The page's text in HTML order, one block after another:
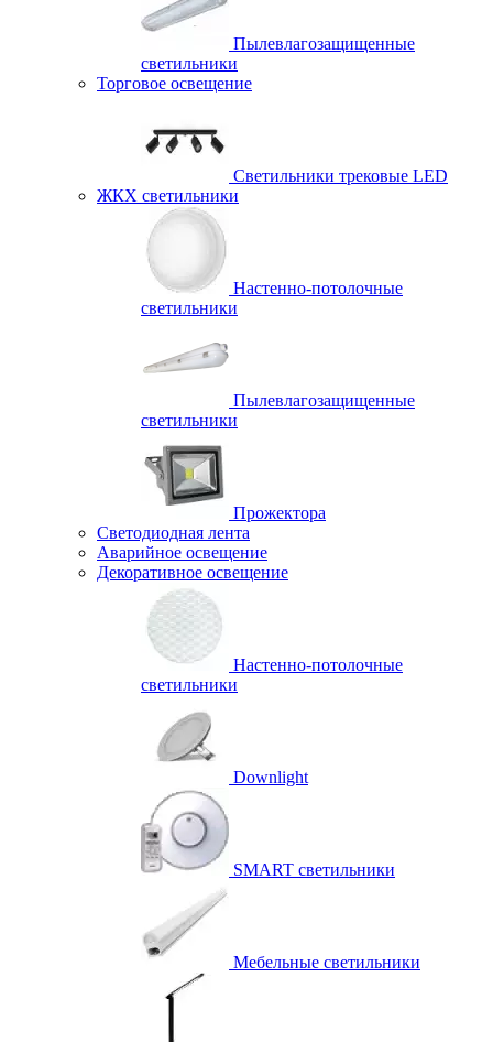
Пылевлагозащищенные
светильники
Торговое освещение
Светильники трековые LED
ЖКХ светильники
Настенно-потолочные
светильники
Пылевлагозащищенные
светильники
Прожектора
Светодиодная лента
Аварийное освещение
Декоративное освещение
Настенно-потолочные
светильники
Downlight
SMART светильники
Мебельные светильники